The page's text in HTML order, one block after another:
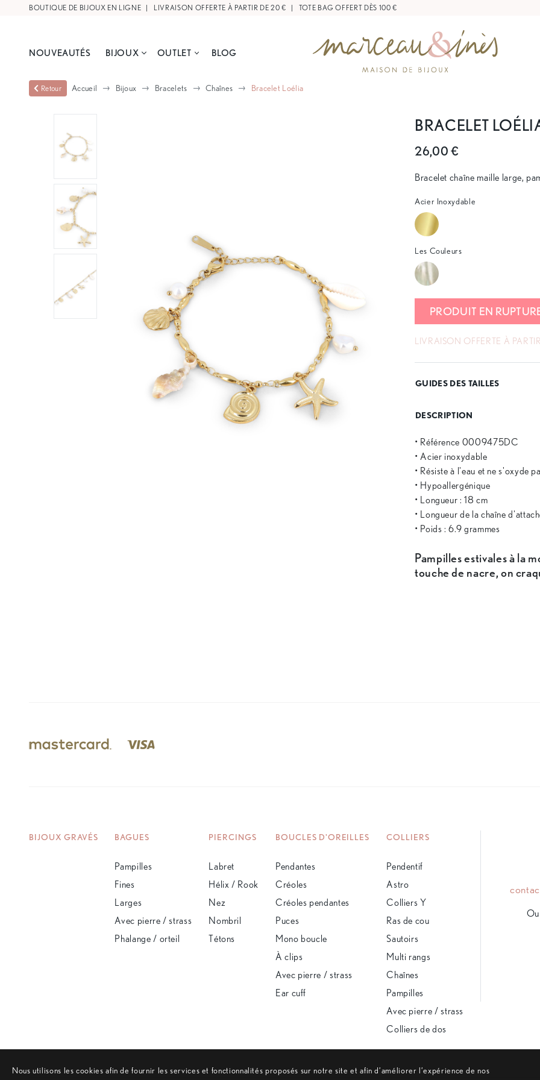
BOUTIQUE DE BIJOUX EN LIGNE | LIVRAISON OFFERTE À PARTIR DE 20 € | TOTE BAG OFFERT DÈS 100 €
NOUVEAUTÉS BIJOUX OUTLET BLOG
Retour Accueil Bijoux Bracelets Chaînes Bracelet Loélia
BRACELET
26,00 €
Bracelet chaîne maille large,
Acier Inoxydable
Les Couleurs
PRODUIT EN
LIVRAISON OFFERTE À
GUIDES DES TAILLES
DESCRIPTION
• Référence 0009475DC
• Acier inoxydable
• Résiste à l'eau et ne s'oxyde
• Hypoallergénique
• Longueur : 18 cm
• Longueur de la chaîne
• Poids : 6.9 grammes
Pampilles estivales à la
touche de nacre, on
BIJOUX GRAVÉS BAGUES
Pampilles
Fines
Larges
Avec pierre / strass
Phalange / orteil
PIERCINGS
Labret
Hélix / Rook
Nez
Nombril
Tétons
BOUCLES D'OREILLES
Pendantes
Créoles
Créoles pendantes
Puces
Mono boucle
À clips
Avec pierre / strass
Ear cuff
COLLIERS
Pendentif
Astro
Colliers Y
Ras de cou
Sautoirs
Multi rangs
Chaînes
Pampilles
Avec pierre / strass
Colliers de dos
Nous utilisons les cookies afin de fournir les services et fonctionnalités proposés sur notre site et afin d’améliorer l’expérience de nos